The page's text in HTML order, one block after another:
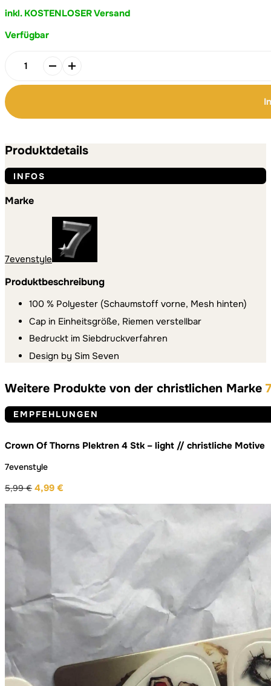
25,00 €20,95 €.
inkl. KOSTENLOSER Versand
Verfügbar
"Kraft"
Adler
Cap
Menge
Produktdetails
INFOS
Marke
7evenstyle
Produktbeschreibung
100 % Polyester (Schaumstoff vorne, Mesh hinten)
Cap in Einheitsgröße, Riemen verstellbar
Bedruckt im Siebdruckverfahren
Design by Sim Seven
Weitere Produkte von der christlichen Marke
EMPFEHLUNGEN
Crown Of Thorns Plektren 4 Stk – light // christliche Motive
7evenstyle
5,99€ 4,99 €